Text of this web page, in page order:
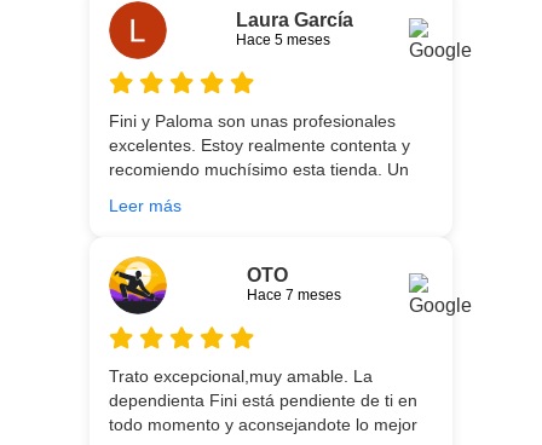
trabajo impecable en el transporte y
montaje, unos chicos encantadores. Hace
5 años conocí la tienda, y vuelvo
encantada de contar con su asesoría y
equipo.
Laura García
Hace 5 meses
Fini y Paloma son unas profesionales
excelentes. Estoy realmente contenta y
recomiendo muchísimo esta tienda. Un
entrega.
Leer más
OTO
Hace 7 meses
Trato excepcional,muy amable. La
dependienta Fini está pendiente de ti en
todo momento y aconsejandote lo mejor